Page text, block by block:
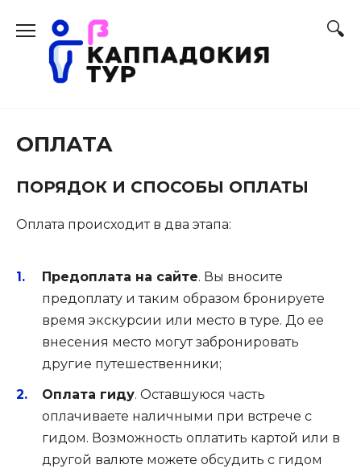
содержанию
ОПЛАТА
ПОРЯДОК И СПОСОБЫ ОПЛАТЫ
Оплата происходит в два этапа:
Предоплата на сайте. Вы вносите
предоплату и таким образом бронируете
время экскурсии или место в туре. До ее
внесения место могут забронировать
другие путешественники;
Оплата гиду. Оставшуюся часть
оплачиваете наличными при встрече с
гидом. Возможность оплатить картой или в
другой валюте можете обсудить с гидом